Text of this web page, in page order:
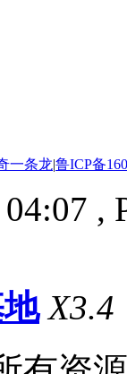
一条龙|鲁ICP备
,
X3.4